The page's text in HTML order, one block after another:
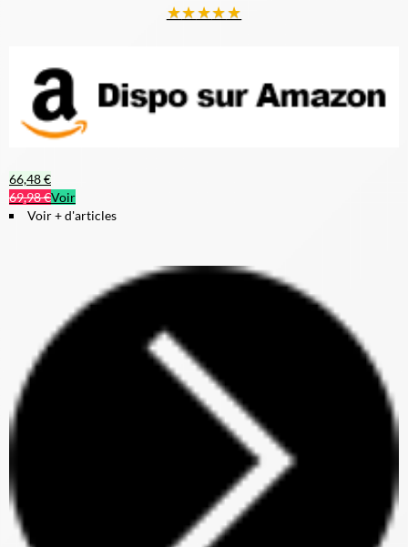
★★★★★
66,48 €
69,98 €Voir
Voir + d'articles